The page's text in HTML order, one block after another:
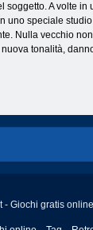
soggetto. A volte in
uno speciale
Nulla vecchio
tonalità,
- Giochi gratis